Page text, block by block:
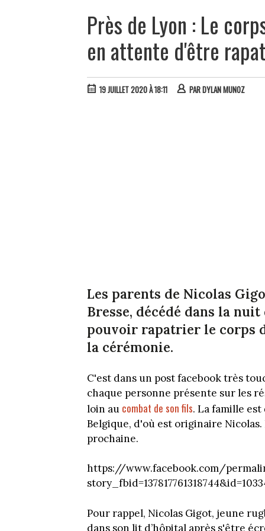
Près de Lyon : Le
en attente d'être
19 JUILLET 2020 À 18:11 PARDYLAN MUNOZ
Les parents de Nicolas
Bresse, décédé dans la
pouvoir rapatrier le corps
la cérémonie.
C'est dans un post facebook très
chaque personne présente sur les
loin au combat de son fils. La famille
Belgique, d'où est originaire
prochaine.
https://www.facebook.com/
Pour rappel, Nicolas Gigot, jeune
dans son lit d’hôpital après s'être